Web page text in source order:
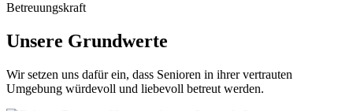
Betreuungskraft
Unsere Grundwerte
Wir setzen uns dafür ein, dass Senioren in ihrer vertrauten
Umgebung würdevoll und liebevoll betreut werden.